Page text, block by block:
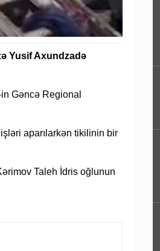
Yusif Axundzadə
Gəncə Regional
aparılarkən tikilinin bir
Taleh İdris oğlunun